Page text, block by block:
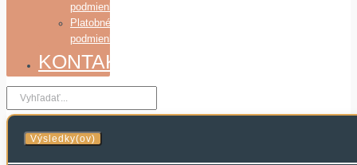
podmienky
Platobné
podmienky
KONTAKT
Search
...
Výsledky(ov)